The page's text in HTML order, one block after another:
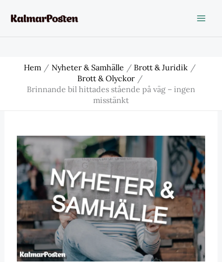
Hem Nyheter & Samhälle
Brott & Juridik
Brott & Olyckor
Brinnande bil hittades stående på väg – ingen
misstänkt